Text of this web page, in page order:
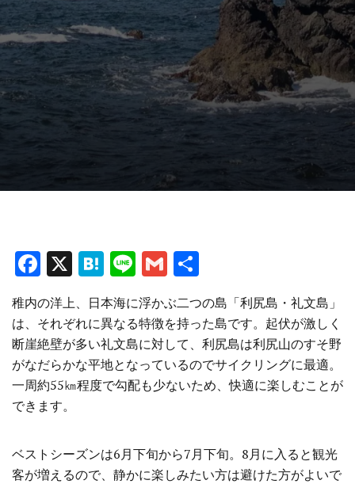
F
a
ce
b
o
o
k
X H
at
e
n
a
Li
n
e
G
ai
l
有
稚内の洋上、日本海に浮かぶ二つの島「利尻島・礼文島」
は、それぞれに異なる特徴を持った島です。起伏が激しく
断崖絶壁が多い礼文島に対して、利尻島は利尻山のすそ野
がなだらかな平地となっているのでサイクリングに最適。
一周約55㎞程度で勾配も少ないため、快適に楽しむことが
できます。
ベストシーズンは6月下旬から7月下旬。8月に入ると観光
客が増えるので、静かに楽しみたい方は避けた方がよいで